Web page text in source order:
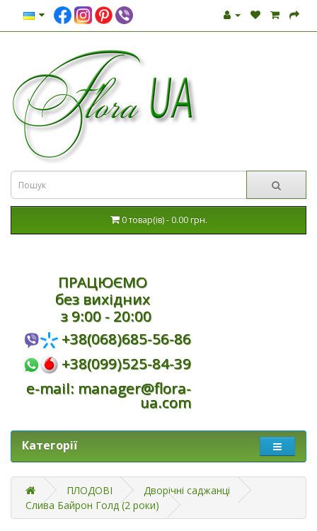
0 товар(ів) - 0.00 грн.
ПРАЦЮЄМО
без вихідних
з 9:00 - 20:00
+38(068)685-56-86
+38(099)525-84-39
e-mail: manager@flora-
ua.com
Категорії
ПЛОДОВІ
Дворічні саджанці
Слива Байрон Голд (2 роки)